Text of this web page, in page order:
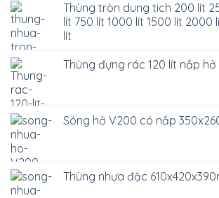
Thùng tròn dung tich 200 lít
lít 750 lít 1000 lít 1500 lít 2000
lít
Thùng đựng rác 120 lít nắp
Sóng hở V200 có nắp
Thùng nhựa đặc